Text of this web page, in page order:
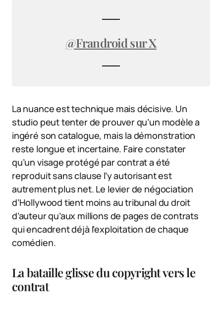
@Frandroid sur X
La nuance est technique mais décisive. Un
studio peut tenter de prouver qu’un modèle a
ingéré son catalogue, mais la démonstration
reste longue et incertaine. Faire constater
qu’un visage protégé par contrat a été
reproduit sans clause l’y autorisant est
autrement plus net. Le levier de négociation
d’Hollywood tient moins au tribunal du droit
d’auteur qu’aux millions de pages de contrats
qui encadrent déjà l’exploitation de chaque
comédien.
La bataille glisse du copyright vers le
contrat